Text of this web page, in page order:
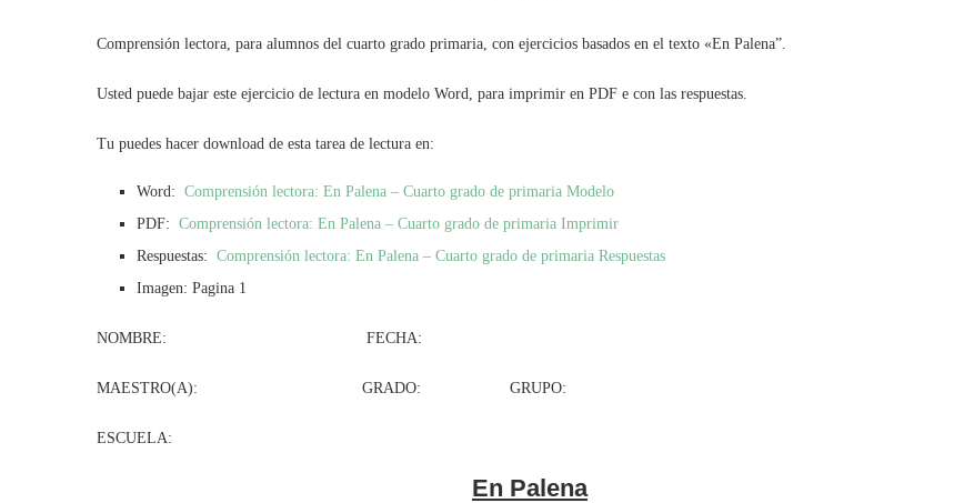
Comprensión lectora, para alumnos del cuarto grado primaria, con ejercicios basados en el texto «En Palena”.
Usted puede bajar este ejercicio de lectura en modelo Word, para imprimir en PDF e con las respuestas.
Tu puedes hacer download de esta tarea de lectura en:
Word: Comprensión lectora: En Palena – Cuarto grado de primaria Modelo
PDF: Comprensión lectora: En Palena – Cuarto grado de primaria Imprimir
Respuestas: Comprensión lectora: En Palena – Cuarto grado de primaria Respuestas
Imagen: Pagina 1
NOMBRE: FECHA:
MAESTRO(A): GRADO: GRUPO:
ESCUELA:
En Palena